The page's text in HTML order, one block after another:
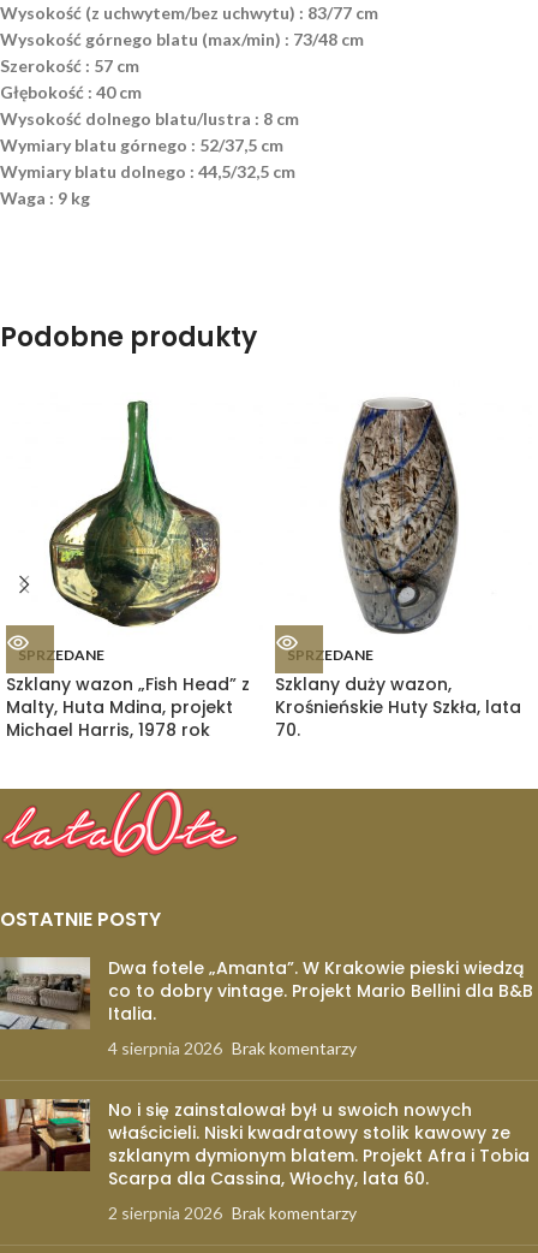
Wysokość (z uchwytem/bez uchwytu) : 83/77 cm
Wysokość górnego blatu (max/min) : 73/48 cm
Szerokość : 57 cm
Głębokość : 40 cm
Wysokość dolnego blatu/lustra : 8 cm
Wymiary blatu górnego : 52/37,5 cm
Wymiary blatu dolnego : 44,5/32,5 cm
Waga : 9 kg
Podobne produkty
SPRZEDANE
Szklany wazon „Fish Head” z
Malty, Huta Mdina, projekt
Michael Harris, 1978 rok
SPRZEDANE
Szklany duży wazon,
Krośnieńskie Huty Szkła, lata
70.
OSTATNIE POSTY
Dwa fotele „Amanta”. W Krakowie pieski wiedzą
co to dobry vintage. Projekt Mario Bellini dla B&B
Italia.
4 sierpnia 2026 Brak komentarzy
No i się zainstalował był u swoich nowych
właścicieli. Niski kwadratowy stolik kawowy ze
szklanym dymionym blatem. Projekt Afra i Tobia
Scarpa dla Cassina, Włochy, lata 60.
2 sierpnia 2026 Brak komentarzy